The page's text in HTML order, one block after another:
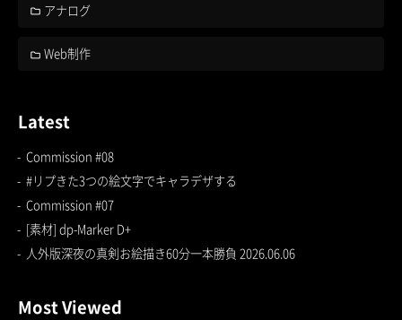
アナログ
Web制作
Latest
Commission #08
#リプきた3つの絵文字でキャラデザする
Commission #07
[素材] dp-Marker D+
人外版深夜の真剣お絵描き60分一本勝負 2026.06.06
Most Viewed